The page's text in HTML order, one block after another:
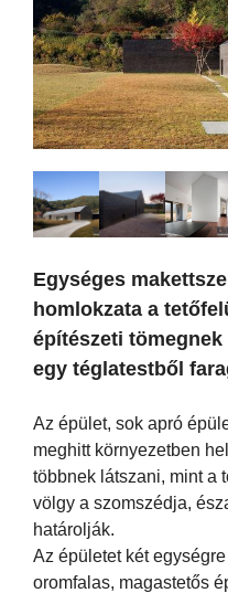
Egységes
homlokzata a
építészeti
egy téglatestből
Az épület, sok apró
meghitt környezetben
többnek látszani, mint a
völgy a szomszédja,
határolják.
Az épületet két
oromfalas, magastetős